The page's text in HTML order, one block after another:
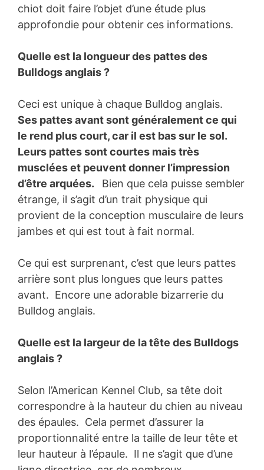
chiot doit faire l’objet d’une étude plus
approfondie pour obtenir ces informations.
Quelle est la longueur des pattes des
Bulldogs anglais ?
Ceci est unique à chaque Bulldog anglais.
Ses pattes avant sont généralement ce qui
le rend plus court, car il est bas sur le sol.
Leurs pattes sont courtes mais très
musclées et peuvent donner l’impression
d’être arquées.
Bien que cela puisse sembler
étrange, il s’agit d’un trait physique qui
provient de la conception musculaire de leurs
jambes et qui est tout à fait normal.
Ce qui est surprenant, c’est que leurs pattes
arrière sont plus longues que leurs pattes
avant. Encore une adorable bizarrerie du
Bulldog anglais.
Quelle est la largeur de la tête des Bulldogs
anglais ?
Selon l’American Kennel Club, sa tête doit
correspondre à la hauteur du chien au niveau
des épaules. Cela permet d’assurer la
proportionnalité entre la taille de leur tête et
leur hauteur à l’épaule. Il ne s’agit que d’une